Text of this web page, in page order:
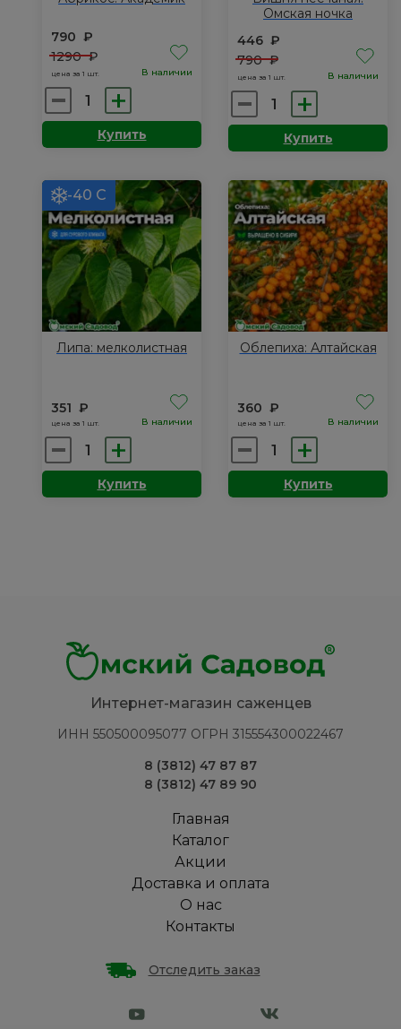
790 ₽
1290₽
цена за 1 шт. В наличии
Количество
товара
Абрикос:Купить
Омская ночка
446 ₽
790₽
цена за 1 шт. В наличии
Количество
товара
Вишня
Омская
ночка
Купить
-40 С
Липа: мелколистная
351 ₽
цена за 1 шт. В наличии
Количество
товара
Купить
Облепиха: Алтайская
360 ₽
цена за 1 шт. В наличии
Количество
товара
Облепиха:Купить
Интернет-магазин саженцев
ИНН 550500095077 ОГРН 315554300022467
8 (3812) 47 87 87
8 (3812) 47 89 90
Главная
Каталог
Акции
Доставка и оплата
О нас
Контакты
Отследить заказ